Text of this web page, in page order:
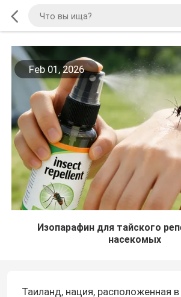
Feb 01, 2026
Изопарафин для тайского
насекомых
Таиланд, нация, расположенная